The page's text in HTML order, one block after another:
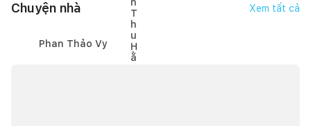
Chuyện nhà Xem tất cả
Phan Thảo Vy